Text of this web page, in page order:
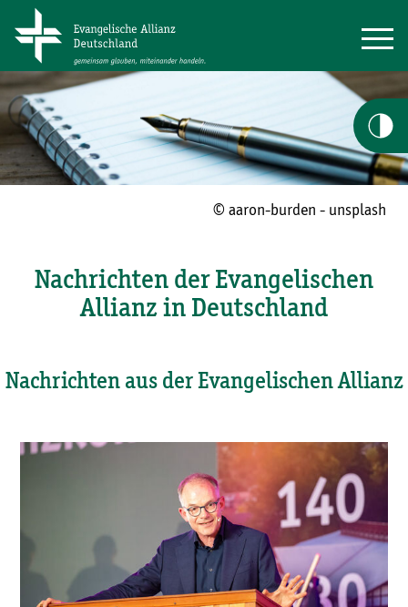
© aaron-burden - unsplash
Nachrichten der Evangelischen
Allianz in Deutschland
Nachrichten aus der Evangelischen Allianz